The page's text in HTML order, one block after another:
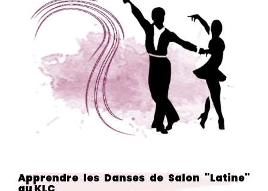
Apprendre les Danses de Salon "Latine"